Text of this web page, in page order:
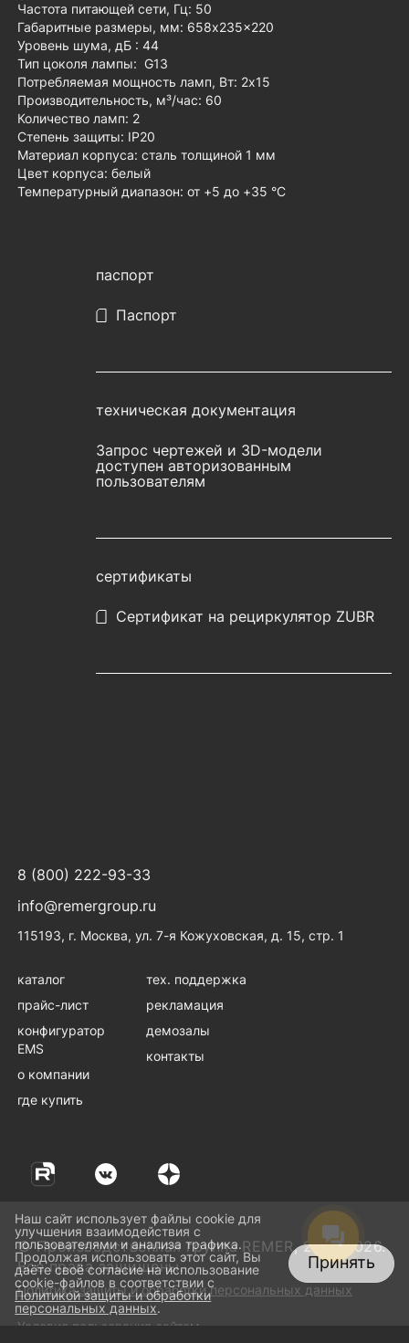
Частота питающей сети, Гц: 50
Габаритные размеры, мм: 658x235x220
Уровень шума, дБ : 44
Тип цоколя лампы: G13
Потребляемая мощность ламп, Вт: 2x15
Производительность, м³/час: 60
Количество ламп: 2
Степень защиты: IP20
Материал корпуса: сталь толщиной 1 мм
Цвет корпуса: белый
Температурный диапазон: от +5 до +35 °С
паспорт
Паспорт
техническая документация
Запрос чертежей и 3D-модели
доступен авторизованным
пользователям
сертификаты
Сертификат на рециркулятор ZUBR
8 (800) 222-93-33
info@remergroup.ru
115193, г. Москва, ул. 7-я Кожуховская, д. 15, стр. 1
каталог
прайс-лист
конфигуратор
EMS
о компании
где купить
тех. поддержка
рекламация
демозалы
контакты
© Производственная группа REMER, 2001-2026.
Все права защищены.
Политика защиты и обработки персональных данных
Условия пользования сайтом
Наш сайт использует файлы cookie для
улучшения взаимодействия с
пользователями и анализа трафика.
Продолжая использовать этот сайт, Вы
даёте своё согласие на использование
cookie-файлов в соответствии с
Политикой защиты и обработки
персональных данных.
Принять